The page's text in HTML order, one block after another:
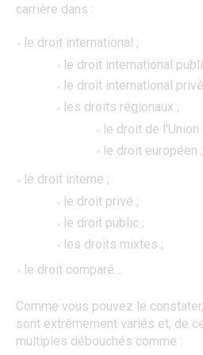
carrière dans :
le droit international ;
le droit international
le droit international
les droits régionaux ;
le droit de l'Union
le droit européen ;
le droit interne ;
le droit privé ;
le droit public ;
les droits mixtes ;
le droit comparé...
Comme vous pouvez le
sont extrêmement variés et, de
multiples débouchés comme :